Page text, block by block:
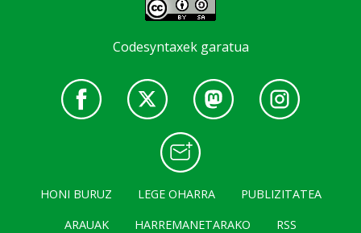
Codesyntaxek garatua
HONI BURUZ LEGE OHARRA
PUBLIZITATEA
ARAUAK
HARREMANETARAKO RSS